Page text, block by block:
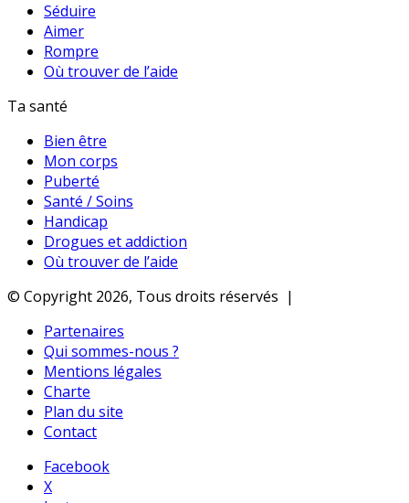
Séduire
Aimer
Rompre
Où trouver de l’aide
Ta santé
Bien être
Mon corps
Puberté
Santé / Soins
Handicap
Drogues et addiction
Où trouver de l’aide
© Copyright 2026, Tous droits réservés |
Partenaires
Qui sommes-nous ?
Mentions légales
Charte
Plan du site
Contact
Facebook
X